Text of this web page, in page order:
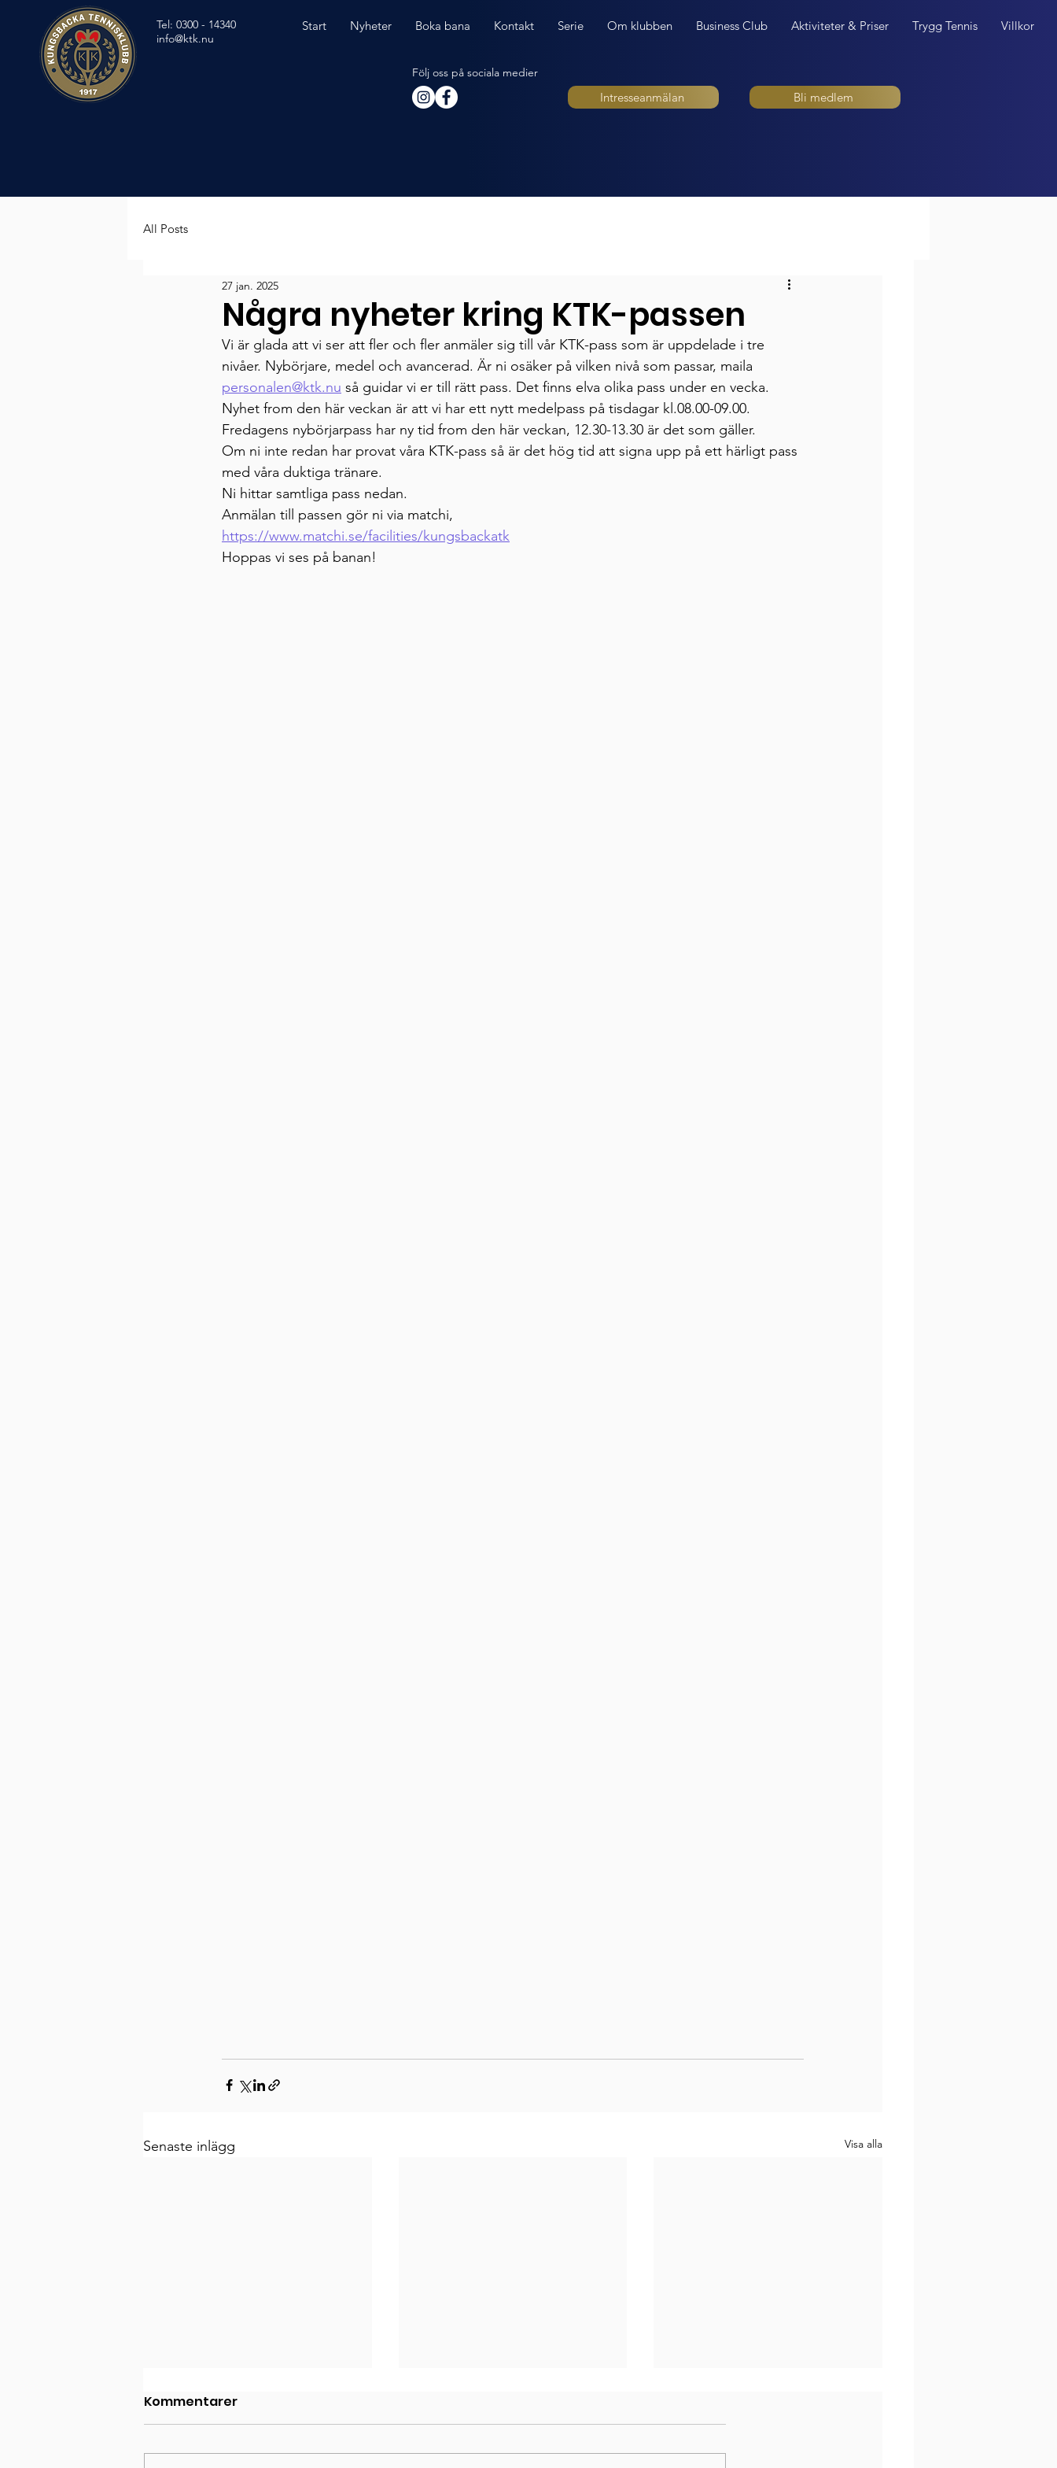
Tel: 0300 - 14340
info@ktk.nu
Följ oss på sociala medier
Intresseanmälan Bli medlem
Start Nyheter Boka bana Kontakt Serie Om klubben Business Club Aktiviteter & Priser Trygg Tennis Villkor
All Posts
Några nyheter kring KTK-passen
27 jan. 2025
Vi är glada att vi ser att fler och fler anmäler sig till vår KTK-pass som är uppdelade i tre
nivåer. Nybörjare, medel och avancerad. Är ni osäker på vilken nivå som passar, maila
personalen@ktk.nu så guidar vi er till rätt pass. Det finns elva olika pass under en vecka.
Nyhet from den här veckan är att vi har ett nytt medelpass på tisdagar kl.08.00-09.00.
Fredagens nybörjarpass har ny tid from den här veckan, 12.30-13.30 är det som gäller.
Om ni inte redan har provat våra KTK-pass så är det hög tid att signa upp på ett härligt pass
med våra duktiga tränare.
Ni hittar samtliga pass nedan.
Anmälan till passen gör ni via matchi,
https://www.matchi.se/facilities/kungsbackatk
Hoppas vi ses på banan!
Senaste inlägg Visa alla
Kommentarer